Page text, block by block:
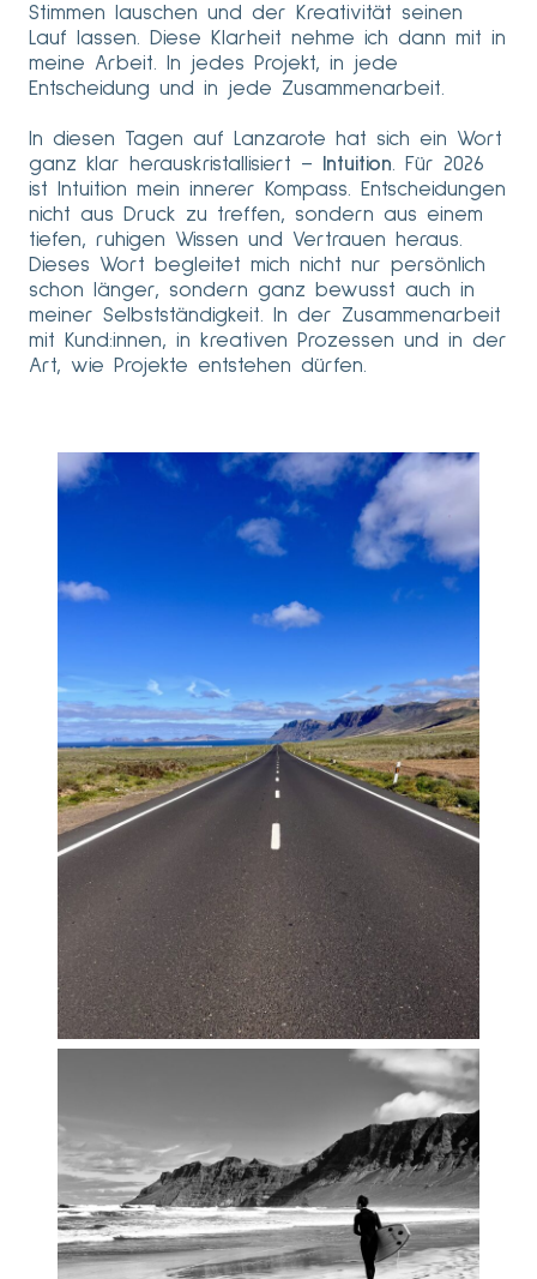
Stimmen lauschen und der Kreativität seinen
Lauf lassen. Diese Klarheit nehme ich dann mit in
meine Arbeit. In jedes Projekt, in jede
Entscheidung und in jede Zusammenarbeit.
In diesen Tagen auf Lanzarote hat sich ein Wort
ganz klar herauskristallisiert –
Intuition. Für 2026
ist Intuition mein innerer Kompass. Entscheidungen
nicht aus Druck zu treffen, sondern aus einem
tiefen, ruhigen Wissen und Vertrauen heraus.
Dieses Wort begleitet mich nicht nur persönlich
schon länger, sondern ganz bewusst auch in
meiner Selbstständigkeit. In der Zusammenarbeit
mit Kund:innen, in kreativen Prozessen und in der
Art, wie Projekte entstehen dürfen.